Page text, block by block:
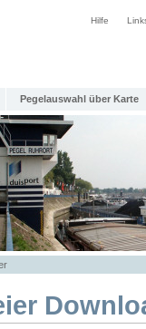
Hilfe
Pegelauswahl über Karte